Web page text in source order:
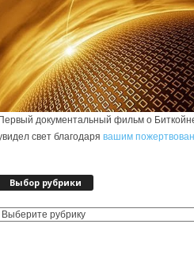
Первый документальный фильм о
свет благодарявашим
Выбор рубрики
Выбор